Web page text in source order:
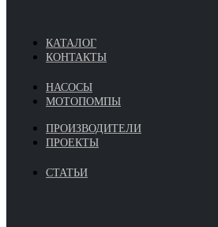
КАТАЛОГ
КОНТАКТЫ
НАСОСЫ
МОТОПОМПЫ
ПРОИЗВОДИТЕЛИ
ПРОЕКТЫ
СТАТЬИ